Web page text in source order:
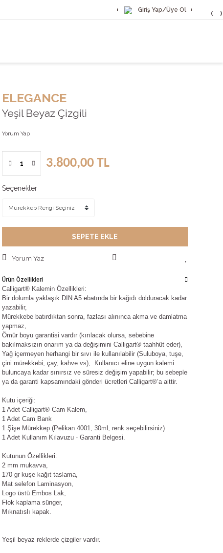
Giriş Yap/Üye Ol
ELEGANCE
Yeşil Beyaz Çizgili
Yorum Yap
3.800,00 TL
Seçenekler
SEPETE EKLE
Yorum Yaz
Ürün Özellikleri
Calligart® Kalemin Özellikleri:
Bir dolumla yaklaşık DIN A5 ebatında bir kağıdı dolduracak kadar
yazabilir,
Mürekkebe batırdıktan sonra, fazlası alınınca akma ve damlatma
yapmaz,
Ömür boyu garantisi vardır (kırılacak olursa, sebebine
bakılmaksızın onarım ya da değişimini Calligart® taahhüt eder),
Yağ içermeyen herhangi bir sıvı ile kullanılabilir (Suluboya, tuşe,
çini mürekkebi, çay, kahve vs), Kullanıcı eline uygun kalemi
buluncaya kadar sınırsız ve süresiz değişim yapabilir; bu sebeple
ya da garanti kapsamındaki gönderi ücretleri Calligart®’a aittir.
Kutu içeriği:
1 Adet Calligart® Cam Kalem,
1 Adet Cam Bank
1 Şişe Mürekkep (Pelikan 4001, 30ml, renk seçebilirsiniz)
1 Adet Kullanım Kılavuzu - Garanti Belgesi.
Kutunun Özellikleri:
2 mm mukavva,
170 gr kuşe kağıt taslama,
Mat selefon Laminasyon,
Logo üstü Embos Lak,
Flok kaplama sünger,
Mıknatıslı kapak.
Yeşil beyaz reklerde çizgiler vardır.